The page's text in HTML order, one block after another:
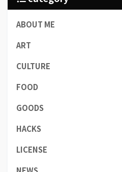
ABOUT ME
ART
CULTURE
FOOD
GOODS
HACKS
LICENSE